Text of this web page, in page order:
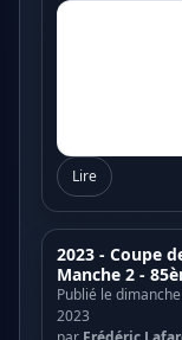
Lire
2023 - Coupe
Manche 2 -
Publié le
2023